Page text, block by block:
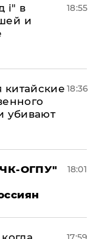
і" в
и
18:55
убивают
18:36
ОГПУ"
18:01